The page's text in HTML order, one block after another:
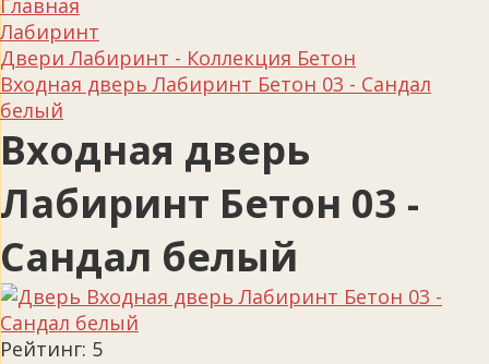
Главная
Лабиринт
Двери Лабиринт - Коллекция Бетон
Входная дверь Лабиринт Бетон 03 - Сандал
белый
Входная дверь
Лабиринт Бетон 03 -
Сандал белый
Рейтинг: 5